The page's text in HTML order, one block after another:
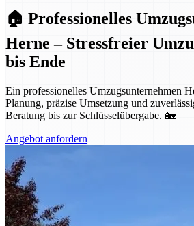
🏠 Professionelles
Herne – Stressfreier
bis Ende
Ein professionelles Umzugsunternehmen
Planung, präzise Umsetzung und
Beratung bis zur Schlüsselübergabe. 🏡
Angebot anfordern